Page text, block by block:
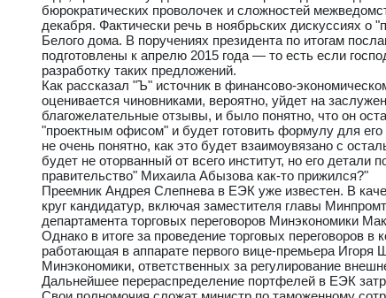
бюрократических проволочек и сложностей
декабря. Фактически речь в ноябрьских дискуссиях о
Белого дома. В поручениях президента по итогам
подготовлены к апрелю 2015 года — то есть если
разработку таких предложений.
Как рассказал "Ъ" источник в финансово-
оценивается чиновниками, вероятно, уйдет на
благожелательные отзывы, и было понятно, что он
"проектным офисом" и будет готовить формулу для
не очень понятно, как это будет взаимоувязано с
будет не оторванный от всего институт, но его
правительство" Михаила Абызова как-то прижился?"
Преемник Андрея Слепнева в ЕЭК уже известен. В
круг кандидатур, включая заместителя главы
департамента торговых переговоров Минэкономики
Однако в итоге за проведение торговых переговоров
работающая в аппарате первого вице-премьера
Минэкономики, ответственных за регулирование
Дальнейшее перераспределение портфелей в ЕЭК